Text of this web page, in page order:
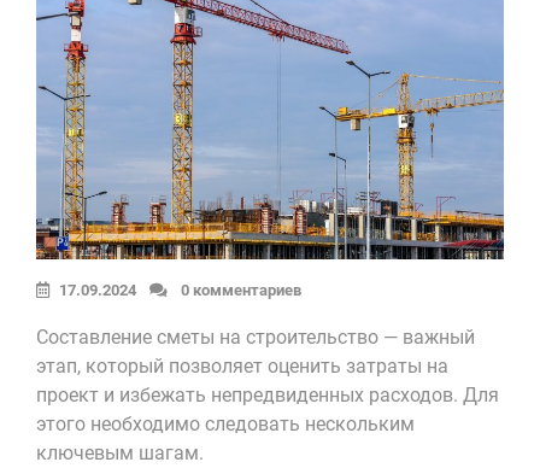
17.09.2024 0 комментариев
Составление сметы на строительство — важный
этап, который позволяет оценить затраты на
проект и избежать непредвиденных расходов. Для
этого необходимо следовать нескольким
ключевым шагам.